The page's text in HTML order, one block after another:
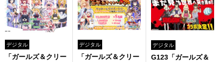
デジタル
「ガールズ＆クリー
デジタル
「ガールズ＆クリー
デジタル
G123「ガールズ＆